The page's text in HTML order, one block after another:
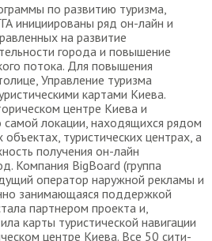
по развитию туризма,
инициированы ряд он-лайн и
на развитие
города и повышение
потока. Для повышения
Управление туризма
картами Киева.
центре Киева и
локации, находящихся рядом
туристических центрах, а
получения он-лайн
Компания BigBoard (группа
оператор наружной рекламы и
занимающаяся поддержкой
партнером проекта и,
карты туристической навигации
центре Киева. Все 50 сити-